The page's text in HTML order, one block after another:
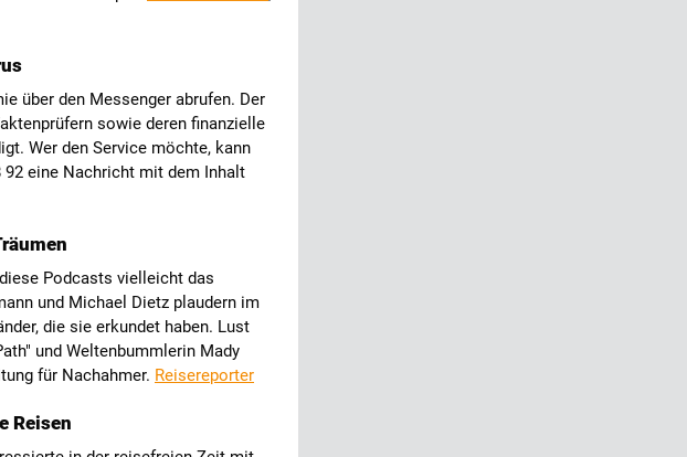
über den Messenger abrufen. Der
sowie deren finanzielle
Wer den Service möchte, kann
92 eine Nachricht mit dem Inhalt
Podcasts vielleicht das
und Michael Dietz plaudern im
die sie erkundet haben. Lust
und Weltenbummlerin Mady
für Nachahmer. Reisereporter
Reisen